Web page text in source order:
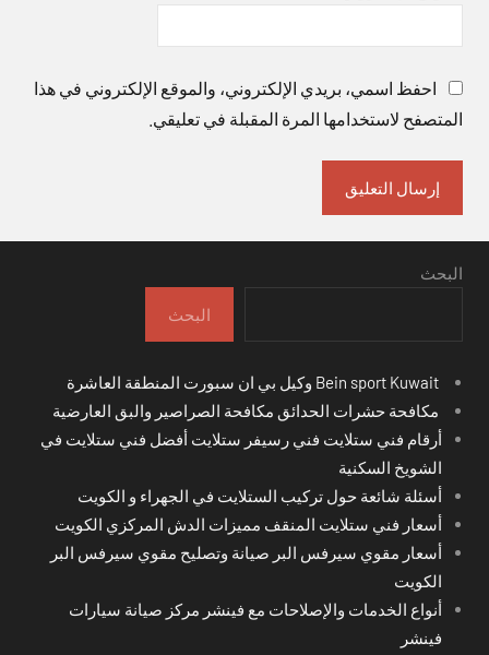
احفظ اسمي، بريدي الإلكتروني، والموقع الإلكتروني في هذا
المتصفح لاستخدامها المرة المقبلة في تعليقي.
البحث
البحث
مكافحة حشرات الحدائق مكافحة الصراصير والبق العارضية
أرقام فني ستلايت فني رسيفر ستلايت أفضل فني ستلايت في
الشويخ السكنية
أسئلة شائعة حول تركيب الستلايت في الجهراء و الكويت
أسعار فني ستلايت المنقف مميزات الدش المركزي الكويت
أسعار مقوي سيرفس البر صيانة وتصليح مقوي سيرفس البر
الكويت
أنواع الخدمات والإصلاحات مع فينشر مركز صيانة سيارات
فينشر